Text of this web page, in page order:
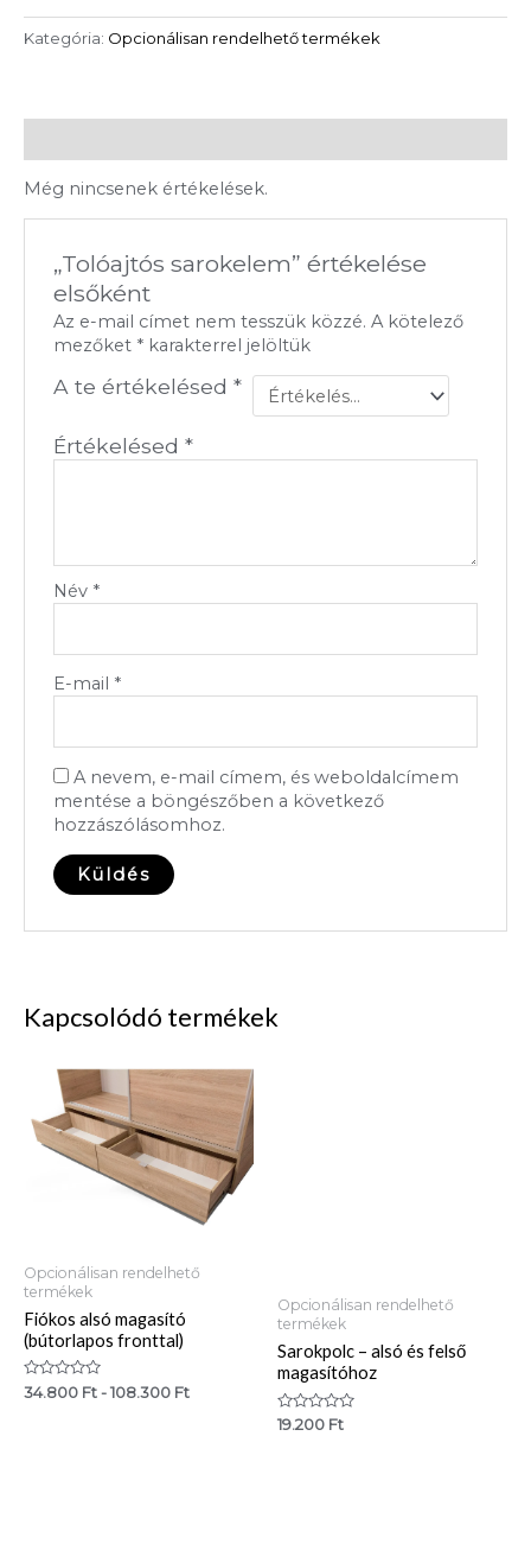
Kategória: Opcionálisan rendelhető termékek
Még nincsenek értékelések.
„Tolóajtós sarokelem” értékelése
elsőként
Az e-mail címet nem tesszük közzé. A kötelező
mezőket * karakterrel jelöltük
A te értékelésed*
Értékelésed*
Név *
E-mail *
A nevem, e-mail címem, és weboldalcímem
mentése a böngészőben a következő
hozzászólásomhoz.
Kapcsolódó termékek
Opcionálisan rendelhető
termékek
Fiókos alsó magasító
(bútorlapos fronttal)
Értékelés:
0
34.800 Ft-108.300 Ft
Opcionálisan rendelhető
termékek
Sarokpolc – alsó és felső
magasítóhoz
Értékelés:
19.200 Ft